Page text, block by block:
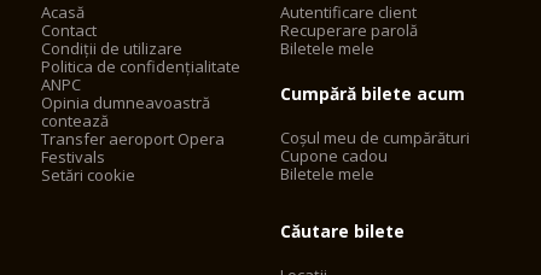
Acasă
Contact
Condiții de utilizare
Politica de confidențialitate
ANPC
Opinia dumneavoastră
contează
Transfer aeroport Opera
Festivals
Setări cookie
Autentificare client
Recuperare parolă
Biletele mele
Cumpără bilete acum
Coșul meu de cumpărături
Cupone cadou
Biletele mele
Căutare bilete